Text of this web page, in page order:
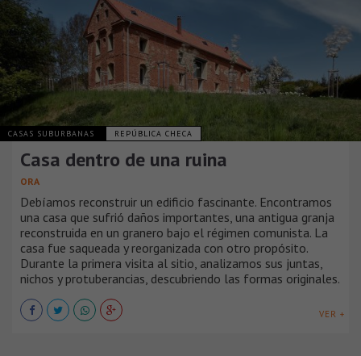
CASAS SUBURBANAS REPÚBLICA CHECA
Casa dentro de una ruina
ORA
Debíamos reconstruir un edificio fascinante. Encontramos
una casa que sufrió daños importantes, una antigua granja
reconstruida en un granero bajo el régimen comunista. La
casa fue saqueada y reorganizada con otro propósito.
Durante la primera visita al sitio, analizamos sus juntas,
nichos y protuberancias, descubriendo las formas originales.
VER +